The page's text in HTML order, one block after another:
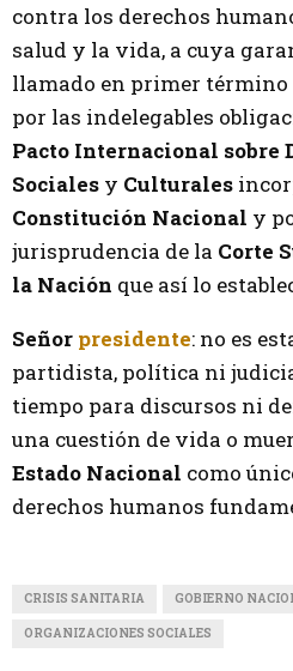
contra los derechos
salud y la vida, a cuya
llamado en primer término
por las indelegables
Pacto Internacional sobre
Sociales y Culturales
Constitución Nacional y
jurisprudencia de la Corte
la Nación que así lo
Señor presidente: no es
partidista, política ni
tiempo para discursos ni
una cuestión de vida o
Estado Nacional como
derechos humanos
CRISIS SANITARIA GOBIERNO
ORGANIZACIONES SOCIALES